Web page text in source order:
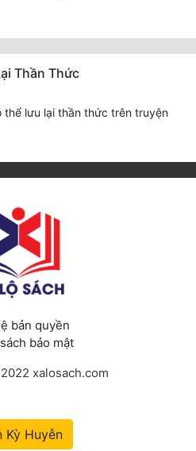
Thần Thức
thể lưu lại thần thức trên truyện
bản quyền
bảo mật
xalosach.com
Kỳ Huyễn